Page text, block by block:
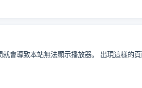
會導致本站無法顯示播放器。 出現這樣的